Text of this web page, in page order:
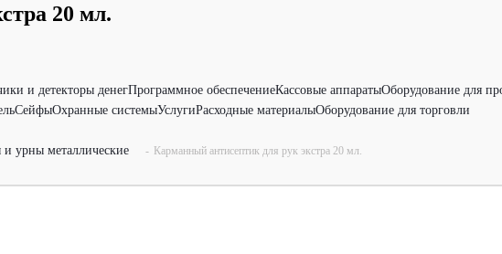
20 мл.
и детекторы денегПрограммное обеспечениеКассовые аппаратыОборудование для
СейфыОхранные системыУслугиРасходные материалыОборудование для торговли
урны металлические - Карманный антисептик для рук экстра 20 мл.